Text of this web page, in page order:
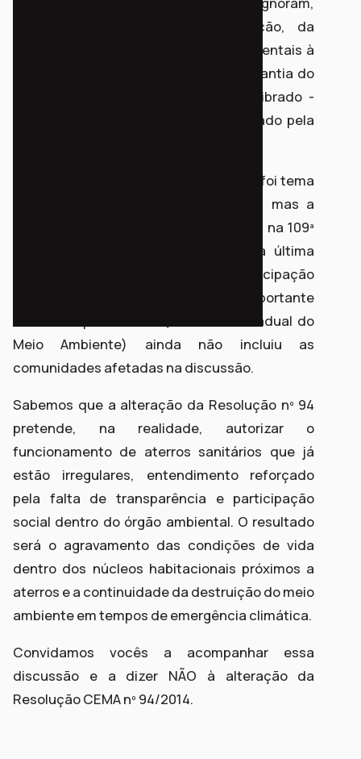
assim, os princípios da participação, da
informação e da publicidade, fundamentais à
gestão pública e principalmente à garantia do
meio ambiente ecologicamente equilibrado -
direito de todas as pessoas cristalizado pela
A proposta de alteração da resolução foi tema
da 108ª Reunião Ordinária do CEMA, mas a
pauta foi adiada e deverá ser incluída na 109ª
Reunião Ordinária. A repercussão da última
reunião traz esperança de maior participação
social no próximo plenário, mas é importante
destacar que o CEMA (Conselho Estadual do
Meio Ambiente) ainda não incluiu as
comunidades afetadas na discussão.
Sabemos que a alteração da Resolução nº 94
pretende, na realidade, autorizar o
funcionamento de aterros sanitários que já
estão irregulares, entendimento reforçado
pela falta de transparência e participação
social dentro do órgão ambiental. O resultado
será o agravamento das condições de vida
dentro dos núcleos habitacionais próximos a
aterros e a continuidade da destruição do meio
ambiente em tempos de emergência climática.
Convidamos vocês a acompanhar essa
discussão e a dizer NÃO à alteração da
Resolução CEMA nº 94/2014.